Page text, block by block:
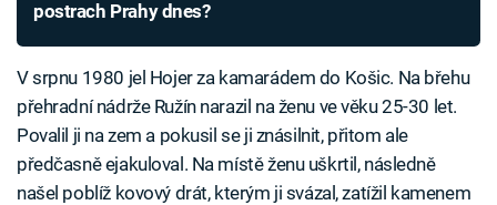
postrach Prahy dnes?
V srpnu 1980 jel Hojer za kamarádem do Košic. Na břehu
přehradní nádrže Ružín narazil na ženu ve věku 25-30 let.
Povalil ji na zem a pokusil se ji znásilnit, přitom ale
předčasně ejakuloval. Na místě ženu uškrtil, následně
našel poblíž kovový drát, kterým ji svázal, zatížil kamenem